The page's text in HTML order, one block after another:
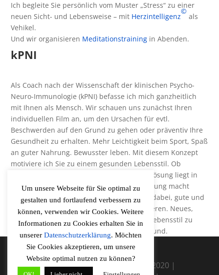
Ich begleite Sie persönlich vom Muster „Stress“ zu einer
neuen Sicht- und Lebensweise – mit Herzintelligenz
©
als
Vehikel.
Und wir organisieren Meditationstraining in Abenden.
kPNI
Als Coach nach der Wissenschaft der klinischen Psycho-
Neuro-Immunologie (kPNI) befasse ich mich ganzheitlich
mit Ihnen als Mensch. Wir schauen uns zunächst Ihren
individuellen Film an, um den Ursachen für evtl.
Beschwerden auf den Grund zu gehen oder präventiv Ihre
Gesundheit zu erhalten. Mehr Leichtigkeit beim Sport, Spaß
an guter Nahrung. Bewusster leben. Mit diesem Konzept
motiviere ich Sie zu einem gesunden Lebensstil. Ob
Bewegung, Ernährung oder Lifestyle – die Lösung liegt in
der Veränderung und die kleinste Veränderung macht
bereits einen Unterschied. Ich begleite Sie dabei, gute und
wichtige Werkzeuge in Ihr Leben zu integrieren. Neues,
tiefes Wissen hilft Ihnen, einen gesunden Lebensstil zu
etablieren. Sie leben sich leicht, fit und gesund.
Vitalitaetscoaching Rureifel ©2020 |
Um unsere Webseite für Sie optimal zu
gestalten und fortlaufend verbessern zu
können, verwenden wir Cookies. Weitere
Informationen zu Cookies erhalten Sie in
unserer Datenschutzerklärung. Möchten
Sie Cookies akzeptieren, um unsere
Website optimal nutzen zu können?